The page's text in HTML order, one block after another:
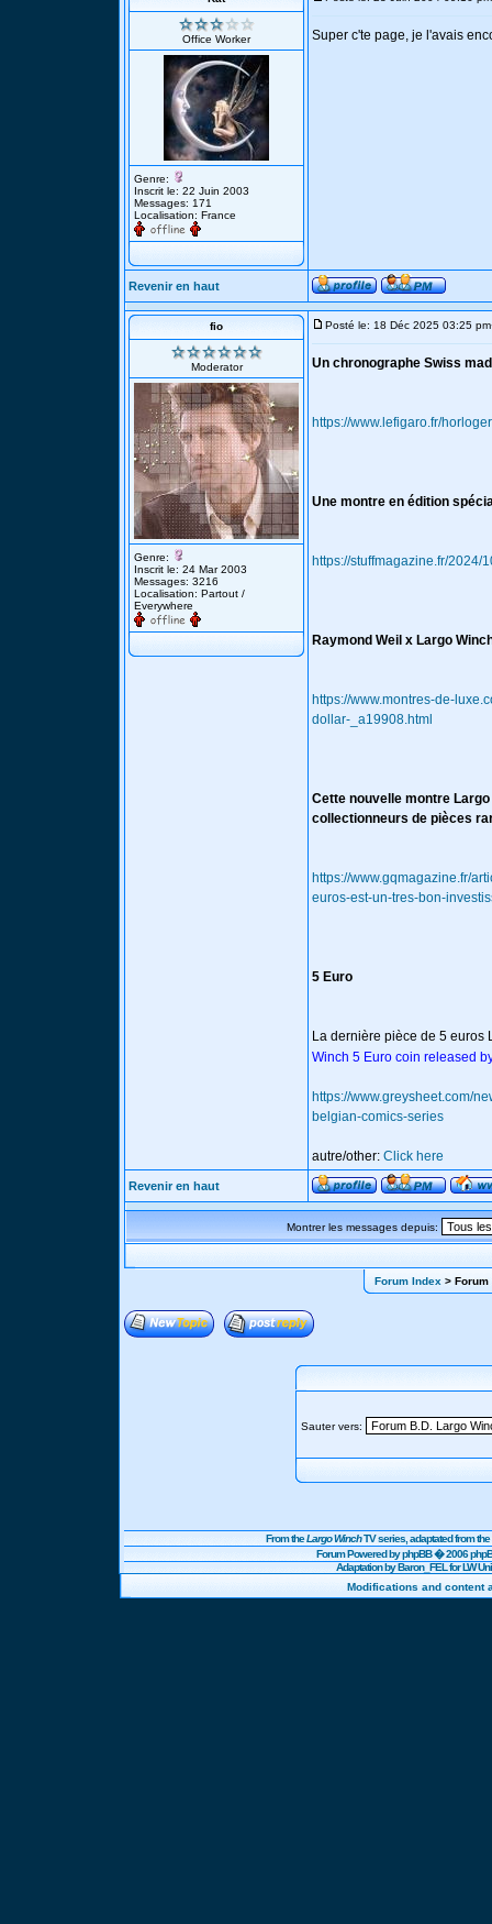
Office Worker
Genre:
Inscrit le: 22 Juin 2003
Messages: 171
Localisation: France
Super c'te page, je l'avais
Revenir en haut
fio
Moderator
Genre:
Inscrit le: 24 Mar 2003
Messages: 3216
Localisation: Partout /
Everywhere
Posté le: 18 Déc 2025 03:25 pm
Un chronographe Swiss
https://www.lefigaro.fr/
Une montre en édition
https://stuffmagazine.fr/
Raymond Weil x Largo
https://www.montres-de-
dollar-_a19908.html
Cette nouvelle montre
collectionneurs de pièces
https://www.gqmagazine.fr/
euros-est-un-tres-bon-
5 Euro
La dernière pièce de 5 euros
Winch 5 Euro coin released
https://www.greysheet.com/
belgian-comics-series
autre/other: Click here
Revenir en haut
Montrer les messages depuis:
Forum Index> Forum
Sauter vers:
From theLargo WinchTV series, adaptated from
Forum Powered byphpBB� 2006
Adaptation by Baron_FEL for LW
Modifications and content